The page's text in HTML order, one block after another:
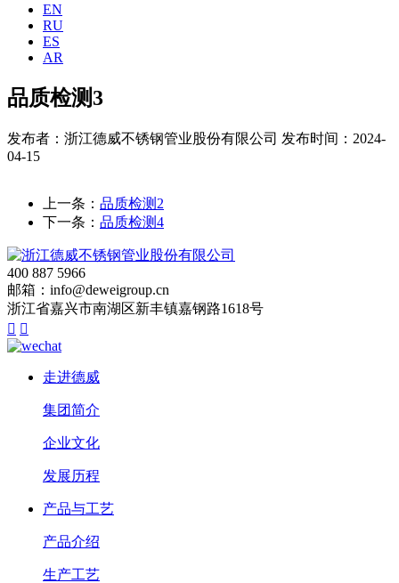
EN
RU
ES
AR
品质检测3
发布者：浙江德威不锈钢管业股份有限公司 发布时间：2024-
04-15
上一条： 品质检测2
下一条： 品质检测4
400 887 5966
邮箱：info@deweigroup.cn
浙江省嘉兴市南湖区新丰镇嘉钢路1618号
 
走进德威
集团简介
企业文化
发展历程
产品与工艺
产品介绍
生产工艺